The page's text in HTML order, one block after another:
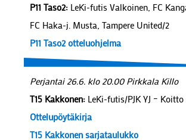
P11 Taso2: LeKi-futis Valkoinen, FC
FC Haka-j. Musta, Tampere United/2
P11 Taso2 otteluohjelma
Perjantai 26.6. klo 20.00 Pirkkala Killo
T15 Kakkonen: LeKi-futis/PJK YJ – Koitto
Ottelupöytäkirja
T15 Kakkonen sarjataulukko